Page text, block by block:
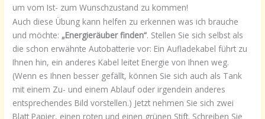
um vom Ist- zum Wunschzustand zu kommen!
Auch diese Übung kann helfen zu erkennen was ich brauche
und möchte: „Energieräuber finden“. Stellen Sie sich selbst als
die schon erwähnte Autobatterie vor: Ein Aufladekabel führt zu
Ihnen hin, ein anderes Kabel leitet Energie von Ihnen weg.
(Wenn es Ihnen besser gefällt, können Sie sich auch als Tank
mit einem Zu- und einem Ablauf oder irgendein anderes
entsprechendes Bild vorstellen.) Jetzt nehmen Sie sich zwei
Blatt Papier, einen roten und einen grünen Stift. Schreiben Sie